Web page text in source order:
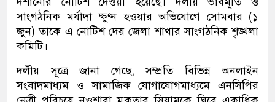
সাংগঠনিক মর্যাদা ক্ষুণ্ন হওয়ার অভিযোগে সোমবার (১
জুন) তাকে এ নোটিশ দেয় জেলা শাখার সাংগঠনিক শৃঙ্খলা
কমিটি।
দলীয় সূত্রে জানা গেছে, সম্প্রতি বিভিন্ন অনলাইন
সংবাদমাধ্যম ও সামাজিক যোগাযোগমাধ্যমে এনসিপির